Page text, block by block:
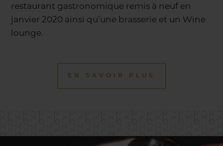
restaurant gastronomique remis à neuf en
janvier 2020 ainsi qu’une brasserie et un Wine
lounge.
EN SAVOIR PLUS